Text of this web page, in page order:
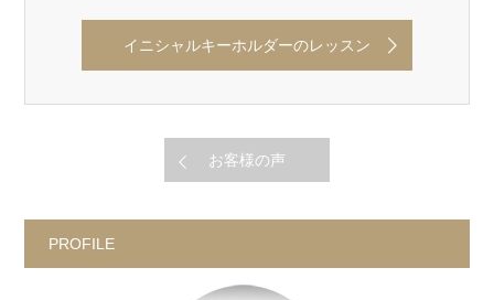
イニシャルキーホルダーのレッスン
お客様の声
PROFILE